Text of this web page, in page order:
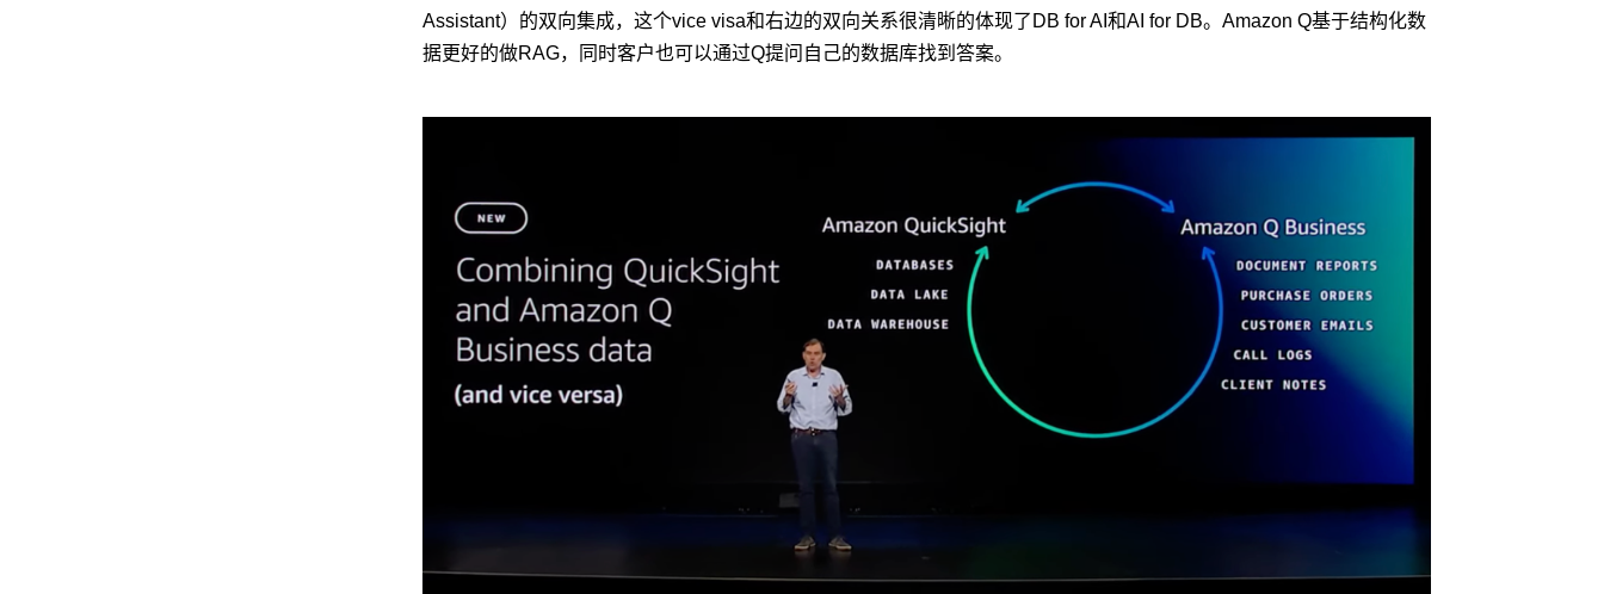
Assistant）的双向集成，这个vice visa和右边的双向关系很清晰的体现了DB for AI和AI for DB。Amazon Q基于结构化数
据更好的做RAG，同时客户也可以通过Q提问自己的数据库找到答案。